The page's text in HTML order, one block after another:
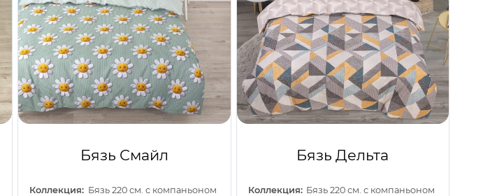
Бязь Смайл
Коллекция: Бязь 220 см. с компаньоном
Бязь Дельта
Коллекция: Бязь 220 см. с компаньоном